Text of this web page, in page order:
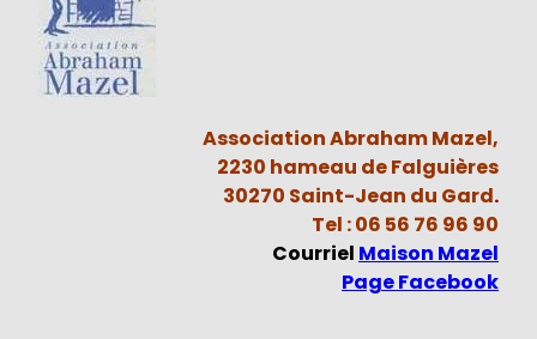
Association Abraham Mazel,
2230 hameau de Falguières
30270 Saint-Jean du Gard.
Tel : 06 56 76 96 90
Courriel Maison Mazel
Page Facebook